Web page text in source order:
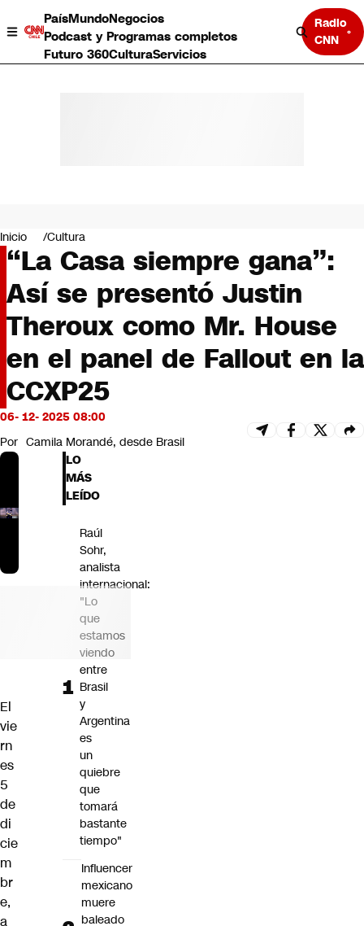
PaísMundoNegocios
Podcast y Programas completos
Futuro 360CulturaServicios
Radio
CNN
Negocios
Deportes
Programas completos
Cultura
Servicios
Bits
CNN tiempo
Futuro 360
Opinión
Inicio Cultura
“La Casa siempre gana”:
Así se presentó Justin
Theroux como Mr. House
en el panel de Fallout en la
CCXP25
06- 12- 2025 08:00
Por Camila Morandé, desde Brasil
El
vie
rn
es
5
de
di
cie
m
br
e,
a
LO
MÁS
LEÍDO
Raúl
Sohr,
analista
internacional:
"Lo
que
estamos
viendo
entre
Brasil
y
Argentina
es
un
quiebre
que
tomará
bastante
tiempo"
Influencer
mexicano
muere
baleado